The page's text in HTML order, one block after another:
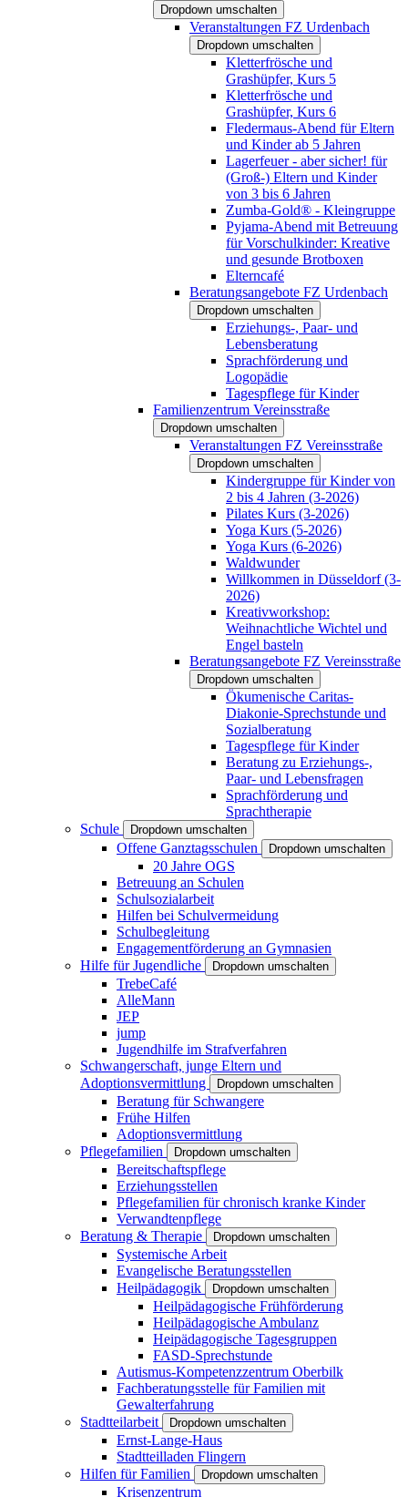
Dropdown umschalten
Veranstaltungen FZ Urdenbach
Dropdown umschalten
Kletterfrösche und
Grashüpfer, Kurs 5
Kletterfrösche und
Grashüpfer, Kurs 6
Fledermaus-Abend für Eltern
und Kinder ab 5 Jahren
Lagerfeuer - aber sicher! für
(Groß-) Eltern und Kinder
von 3 bis 6 Jahren
Zumba-Gold® - Kleingruppe
Pyjama-Abend mit Betreuung
für Vorschulkinder: Kreative
und gesunde Brotboxen
Elterncafé
Beratungsangebote FZ Urdenbach
Dropdown umschalten
Erziehungs-, Paar- und
Lebensberatung
Sprachförderung und
Logopädie
Tagespflege für Kinder
Familienzentrum Vereinsstraße
Dropdown umschalten
Veranstaltungen FZ Vereinsstraße
Dropdown umschalten
Kindergruppe für Kinder von
2 bis 4 Jahren (3-2026)
Pilates Kurs (3-2026)
Yoga Kurs (5-2026)
Yoga Kurs (6-2026)
Waldwunder
Willkommen in Düsseldorf (3-
2026)
Kreativworkshop:
Weihnachtliche Wichtel und
Engel basteln
Beratungsangebote FZ Vereinsstraße
Dropdown umschalten
Ökumenische Caritas-
Diakonie-Sprechstunde und
Sozialberatung
Tagespflege für Kinder
Beratung zu Erziehungs-,
Paar- und Lebensfragen
Sprachförderung und
Sprachtherapie
Schule
Dropdown umschalten
Offene Ganztagsschulen Dropdown umschalten
20 Jahre OGS
Betreuung an Schulen
Schulsozialarbeit
Hilfen bei Schulvermeidung
Schulbegleitung
Engagementförderung an Gymnasien
Hilfe für Jugendliche
Dropdown umschalten
TrebeCafé
AlleMann
JEP
jump
Jugendhilfe im Strafverfahren
Schwangerschaft, junge Eltern und
Adoptionsvermittlung
Dropdown umschalten
Beratung für Schwangere
Frühe Hilfen
Adoptionsvermittlung
Pflegefamilien
Dropdown umschalten
Bereitschaftspflege
Erziehungsstellen
Pflegefamilien für chronisch kranke Kinder
Verwandtenpflege
Beratung & Therapie
Dropdown umschalten
Systemische Arbeit
Evangelische Beratungsstellen
Heilpädagogik
Dropdown umschalten
Heilpädagogische Frühförderung
Heilpädagogische Ambulanz
Heipädagogische Tagesgruppen
FASD-Sprechstunde
Autismus-Kompetenzzentrum Oberbilk
Fachberatungsstelle für Familien mit
Gewalterfahrung
Stadtteilarbeit
Dropdown umschalten
Ernst-Lange-Haus
Stadtteilladen Flingern
Hilfen für Familien
Dropdown umschalten
Krisenzentrum